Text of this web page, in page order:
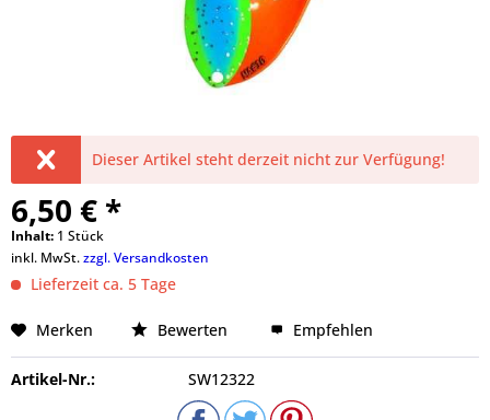
Dieser Artikel steht derzeit nicht zur Verfügung!
6,50 € *
Inhalt: 1 Stück
inkl. MwSt.zzgl. Versandkosten
Lieferzeit ca. 5 Tage
Merken Bewerten Empfehlen
Artikel-Nr.: SW12322